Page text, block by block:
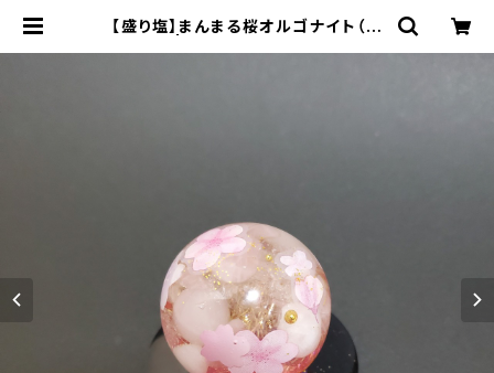
【盛り塩】まんまる桜オルゴナイト（台